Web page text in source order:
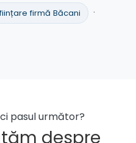
firmă Băcani ·
pasul următor?
despre